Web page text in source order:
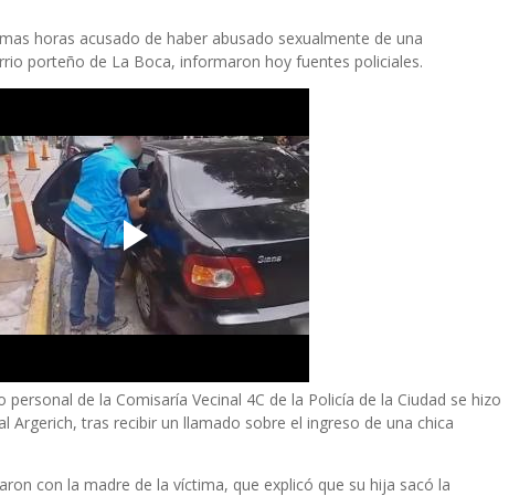
horas acusado de haber abusado sexualmente de una
porteño de La Boca, informaron hoy fuentes policiales.
de la Comisaría Vecinal 4C de la Policía de la Ciudad se hizo
Argerich, tras recibir un llamado sobre el ingreso de una chica
con la madre de la víctima, que explicó que su hija sacó la